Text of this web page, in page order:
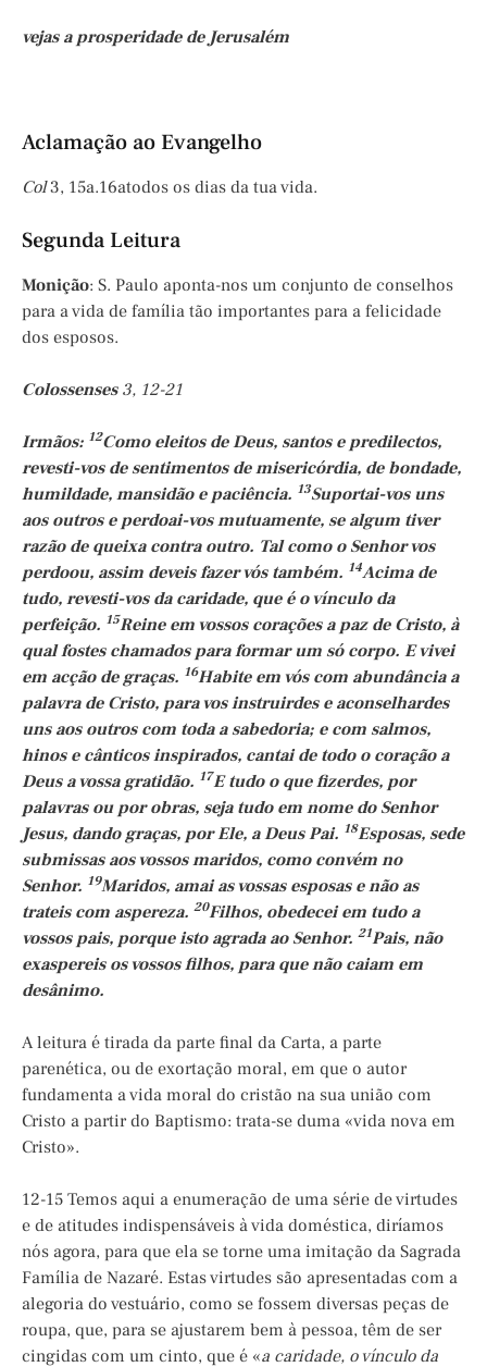
vejas a prosperidade de Jerusalém
Aclamação ao Evangelho
Col3, 15a.16atodos os dias da tua vida.
Segunda Leitura
Monição: S. Paulo aponta-nos um conjunto de conselhos
para a vida de família tão importantes para a felicidade
dos esposos.
Colossenses3, 12-21
Irmãos: 12Como eleitos de Deus, santos e predilectos,
revesti-vos de sentimentos de misericórdia, de bondade,
humildade, mansidão e paciência. 13Suportai-vos uns
aos outros e perdoai-vos mutuamente, se algum tiver
razão de queixa contra outro. Tal como o Senhor vos
perdoou, assim deveis fazer vós também. 14Acima de
tudo, revesti-vos da caridade, que é o vínculo da
perfeição. 15Reine em vossos corações a paz de Cristo, à
qual fostes chamados para formar um só corpo. E vivei
em acção de graças. 16Habite em vós com abundância a
palavra de Cristo, para vos instruirdes e aconselhardes
uns aos outros com toda a sabedoria; e com salmos,
hinos e cânticos inspirados, cantai de todo o coração a
Deus a vossa gratidão. 17E tudo o que fizerdes, por
palavras ou por obras, seja tudo em nome do Senhor
Jesus, dando graças, por Ele, a Deus Pai. 18Esposas, sede
submissas aos vossos maridos, como convém no
Senhor. 19Maridos, amai as vossas esposas e não as
trateis com aspereza. 20Filhos, obedecei em tudo a
vossos pais, porque isto agrada ao Senhor. 21Pais, não
exaspereis os vossos filhos, para que não caiam em
desânimo.
A leitura é tirada da parte final da Carta, a parte
parenética, ou de exortação moral, em que o autor
fundamenta a vida moral do cristão na sua união com
Cristo a partir do Baptismo: trata-se duma «vida nova em
Cristo».
12-15 Temos aqui a enumeração de uma série de virtudes
e de atitudes indispensáveis à vida doméstica, diríamos
nós agora, para que ela se torne uma imitação da Sagrada
Família de Nazaré. Estas virtudes são apresentadas com a
alegoria do vestuário, como se fossem diversas peças de
roupa, que, para se ajustarem bem à pessoa, têm de ser
cingidas com um cinto, que é «a caridade, o vínculo da